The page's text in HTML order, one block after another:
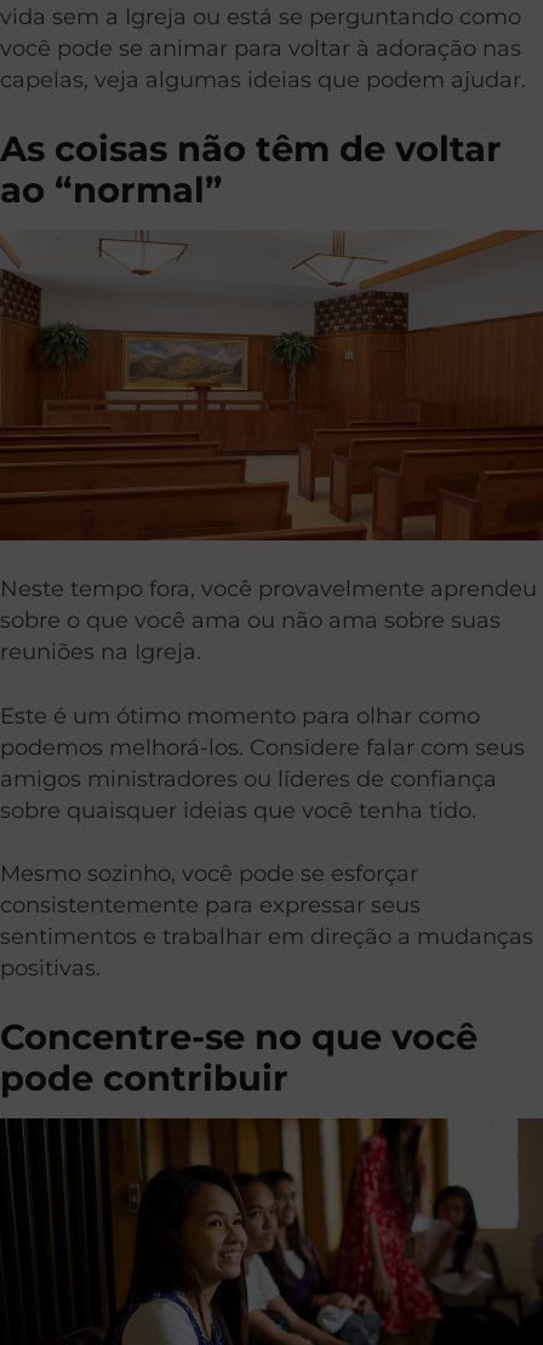
vida sem a Igreja ou está se perguntando como
você pode se animar para voltar à adoração nas
capelas, veja algumas ideias que podem ajudar.
As coisas não têm de voltar
ao “normal”
Neste tempo fora, você provavelmente aprendeu
sobre o que você ama ou não ama sobre suas
reuniões na Igreja.
Este é um ótimo momento para olhar como
podemos melhorá-los. Considere falar com seus
amigos ministradores ou líderes de confiança
sobre quaisquer ideias que você tenha tido.
Mesmo sozinho, você pode se esforçar
consistentemente para expressar seus
sentimentos e trabalhar em direção a mudanças
positivas.
Concentre-se no que você
pode contribuir